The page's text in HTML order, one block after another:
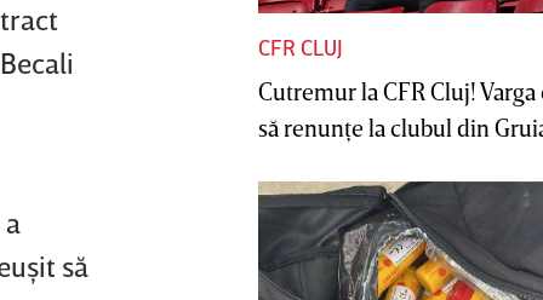
să
CFR CLUJ
Cutremur la CFR Cluj! Varga
să renunţe la clubul din